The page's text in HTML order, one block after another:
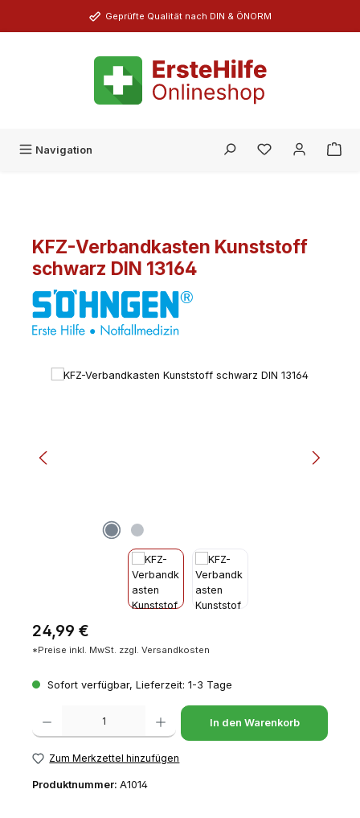
Zum Hauptinhalt springenGeprüfte Qualität nach DIN & ÖNORM
Navigation Du hast 0
KFZ-Verbandkasten Kunststoff
schwarz DIN 13164
Bildergalerie überspringen
Regulärer Preis:
24,99 €
*Preise inkl. MwSt. zzgl. Versandkosten
Sofort verfügbar, Lieferzeit: 1-3 Tage
Produkt Anzahl: Gib den gewünschten Wert ein oder benutze die
In den Warenkorb
Zum Merkzettel hinzufügen
Produktnummer: A1014